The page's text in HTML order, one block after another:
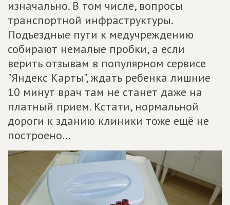
изначально. В том числе, вопросы
транспортной инфраструктуры.
Подъездные пути к медучреждению
собирают немалые пробки, а если
верить отзывам в популярном сервисе
"Яндекс Карты", ждать ребенка лишние
10 минут врач там не станет даже на
платный прием. Кстати, нормальной
дороги к зданию клиники тоже ещё не
построено...